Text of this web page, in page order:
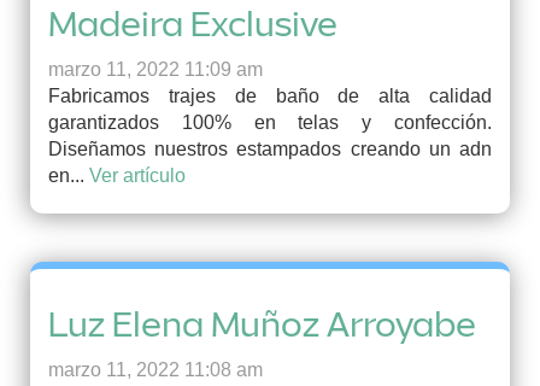
Madeira Exclusive
marzo 11, 2022 11:09 am
Fabricamos trajes de baño de alta calidad
garantizados 100% en telas y confección.
Diseñamos nuestros estampados creando un adn
en... Ver artículo
Luz Elena Muñoz Arroyabe
marzo 11, 2022 11:08 am